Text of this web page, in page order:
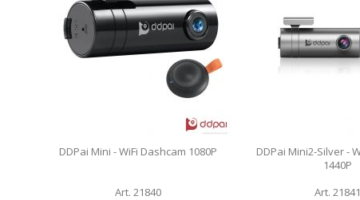
DDPai Mini - WiFi Dashcam 1080P
Art. 21840
DDPai Mini2-Silver -
1440P
Art. 21841